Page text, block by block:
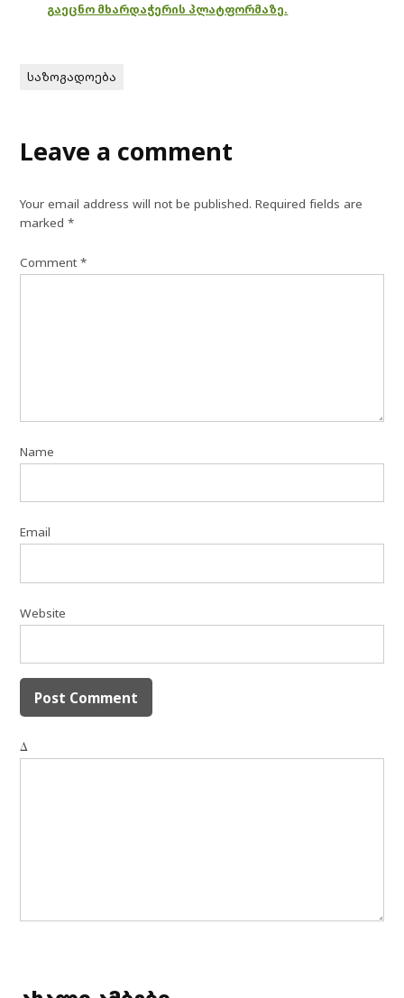
გაეცნო მხარდაჭერის პლატფორმაზე.
საზოგადოება
Leave a comment
Your email address will not be published. Required fields are
marked*
Comment*
Name
Email
Website
Δ